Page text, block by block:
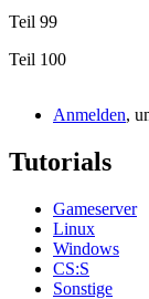
Teil 99
Teil 100
Anmelden,
Tutorials
Gameserver
Linux
Windows
CS:S
Sonstige